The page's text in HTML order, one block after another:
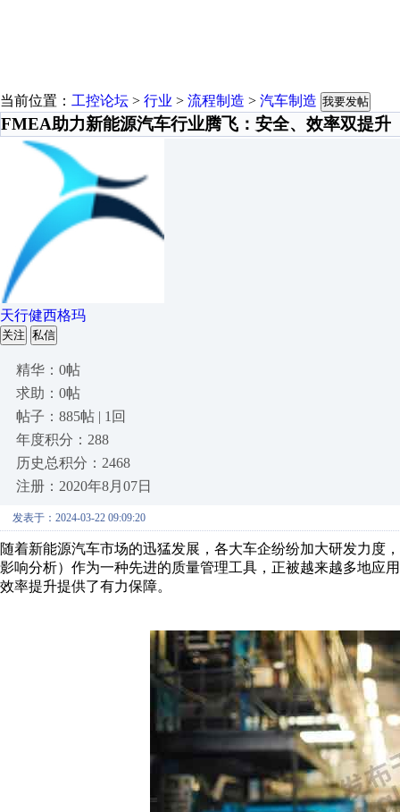
当前位置： 工控论坛 > 行业 > 流程制造 > 汽车制造 我要发帖
FMEA助力新能源汽车行业腾飞：安全、效率双提升
天行健西格玛
关注 私信
精华：0帖
求助：0帖
帖子：885帖 | 1回
年度积分：288
历史总积分：2468
注册：2020年8月07日
发表于：2024-03-22 09:09:20
随着新能源汽车市场的迅猛发展，各大车企纷纷加大研发力度
影响分析）作为一种先进的质量管理工具，正被越来越多地应
效率提升提供了有力保障。